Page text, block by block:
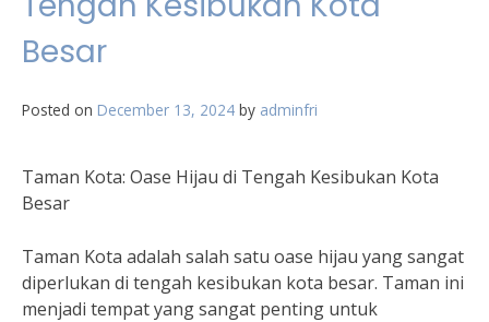
Besar
Posted on December 13, 2024 by adminfri
Taman Kota: Oase Hijau di Tengah Kesibukan Kota
Besar
Taman Kota adalah salah satu oase hijau yang sangat
diperlukan di tengah kesibukan kota besar. Taman ini
menjadi tempat yang sangat penting untuk